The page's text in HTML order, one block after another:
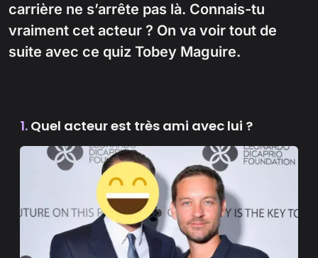
carrière ne s’arrête pas là. Connais-tu
vraiment cet acteur ? On va voir tout de
suite avec ce quiz Tobey Maguire.
1. Quel acteur est très ami avec lui ?